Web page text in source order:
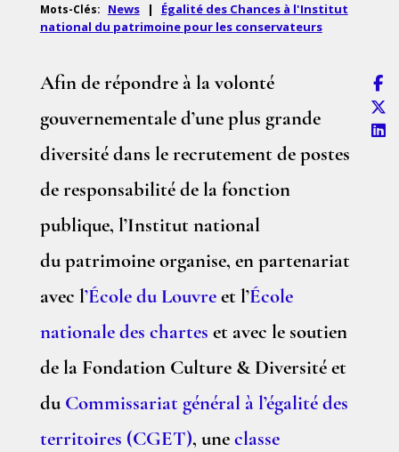
Mots-Clés: News |
Égalité des Chances à l'Institut
national du patrimoine pour les conservateurs
Afin de répondre à la volonté
gouvernementale d’une plus grande
diversité dans le recrutement de postes
de responsabilité de la fonction
publique, l’Institut national
du patrimoine organise, en partenariat
avec l’École du Louvre et l’École
nationale des chartes et avec le soutien
de la Fondation Culture & Diversité et
du Commissariat général à l’égalité des
territoires (CGET), une classe